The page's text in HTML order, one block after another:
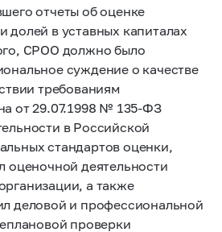
отчеты об оценке
долей в уставных капиталах
СРОО должно было
суждение о качестве
требованиям
от 29.07.1998 № 135-ФЗ
в Российской
стандартов оценки,
оценочной деятельности
а также
деловой и профессиональной
проверки